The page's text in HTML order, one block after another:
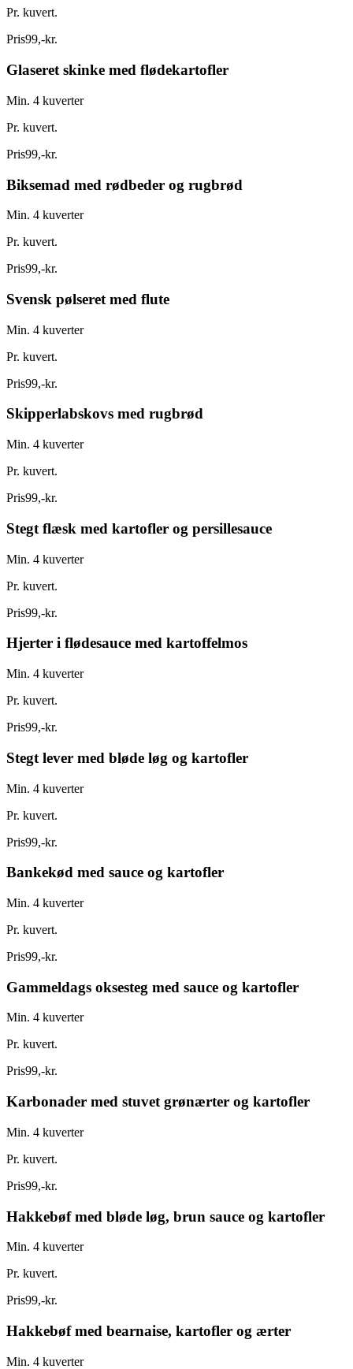
Pr. kuvert.
Pris99,-kr.
Glaseret skinke med flødekartofler
Min. 4 kuverter
Pr. kuvert.
Pris99,-kr.
Biksemad med rødbeder og rugbrød
Min. 4 kuverter
Pr. kuvert.
Pris99,-kr.
Svensk pølseret med flute
Min. 4 kuverter
Pr. kuvert.
Pris99,-kr.
Skipperlabskovs med rugbrød
Min. 4 kuverter
Pr. kuvert.
Pris99,-kr.
Stegt flæsk med kartofler og persillesauce
Min. 4 kuverter
Pr. kuvert.
Pris99,-kr.
Hjerter i flødesauce med kartoffelmos
Min. 4 kuverter
Pr. kuvert.
Pris99,-kr.
Stegt lever med bløde løg og kartofler
Min. 4 kuverter
Pr. kuvert.
Pris99,-kr.
Bankekød med sauce og kartofler
Min. 4 kuverter
Pr. kuvert.
Pris99,-kr.
Gammeldags oksesteg med sauce og kartofler
Min. 4 kuverter
Pr. kuvert.
Pris99,-kr.
Karbonader med stuvet grønærter og kartofler
Min. 4 kuverter
Pr. kuvert.
Pris99,-kr.
Hakkebøf med bløde løg, brun sauce og kartofler
Min. 4 kuverter
Pr. kuvert.
Pris99,-kr.
Hakkebøf med bearnaise, kartofler og ærter
Min. 4 kuverter